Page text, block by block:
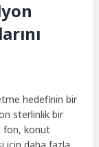
hedefinin bir
sterlinlik bir
fon, konut